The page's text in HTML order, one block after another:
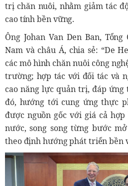
trị chăn nuôi, nhằm giảm tác
cao tính bền vững.
Ông Johan Van Den Ban,
Nam và châu Á, chia sẻ: “De
các mô hình chăn nuôi công
trường; hợp tác với đối tác và
cao năng lực quản trị, đáp ứng
đó, hướng tới cung ứng thực
được nguồn gốc với giá cả
nước, song song từng bước
theo định hướng phát triển bền